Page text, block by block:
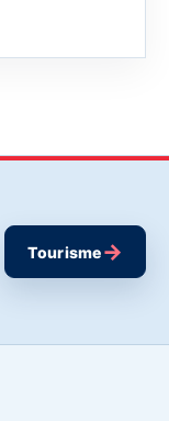
Tourisme→